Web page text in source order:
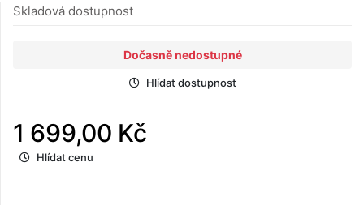
Skladová dostupnost
Dočasně nedostupné
Hlídat dostupnost
1 699,00 Kč
Hlídat cenu